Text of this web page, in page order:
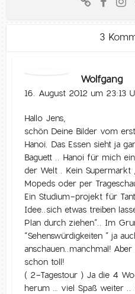
3
Wolfgang
16. August 2012 um 23:13
Hallo Jens,
schön Deine Bilder vom
Hanoi. Das Essen sieht ja
Baguett .. Hanoi für mich
der Welt . Kein
Mopeds oder per
Ein Studium-projekt für
Idee..sich etwas treiben
Plan durch ziehen”.. Im
“Sehenswürdigkeiten ” ja
anschauen..manchmal!
schon toll!
( 2-Tagestour ) Ja die 4
herum … viel Spaß weiter ..